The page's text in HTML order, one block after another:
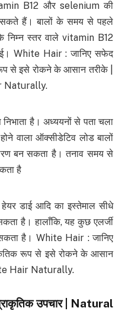
B12 और selenium की
सकते हैं। बालों के समय से पहले
निम्न स्तर वाले vitamin B12
White Hair : जानिए सफेद
से इसे रोकने के आसान तरीके |
Naturally.
निभाता है। अध्ययनों से पता चला
वाला ऑक्सीडेटिव लोड बालों
बन सकता है। तनाव समय से
है
डाई आदि का इस्तेमाल सीधे
है। हालाँकि, यह कुछ एलर्जी
है। White Hair : जानिए
रूप से इसे रोकने के आसान
Hair Naturally.
उपचार | Natural